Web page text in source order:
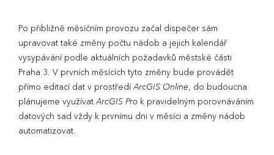
Po přibližně měsíčním provozu začal dispečer sám
upravovat také změny počtu nádob a jejich kalendář
vysypávání podle aktuálních požadavků městské části
Praha 3. V prvních měsících tyto změny bude provádět
přímo editací dat v prostředíArcGIS Online, do budoucna
plánujeme využívatArcGIS Pro k pravidelným porovnáváním
datových sad vždy k prvnímu dni v měsíci a změny nádob
automatizovat.